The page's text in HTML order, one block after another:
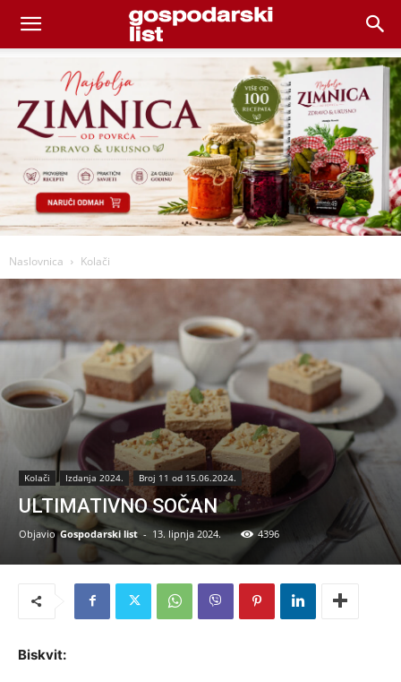
Naslovnica Kolači
Kolači Izdanja 2024. Broj 11 od 15.06.2024.
ULTIMATIVNO SOČAN
Objavio Gospodarski list - 13. lipnja 2024. 4396
Biskvit: